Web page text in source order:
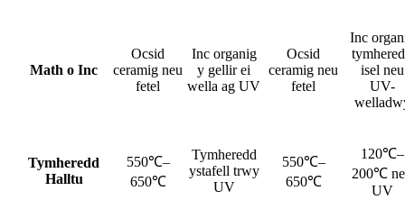
Math o Inc
Ocsid
ceramig neu
fetel
Inc organig
y gellir ei
wella ag UV
Ocsid
ceramig neu
fetel
Inc
isel neu
UV-
Tymheredd
Halltu
550℃–
650℃
Tymheredd
ystafell trwy
UV
550℃–
650℃
120℃–
200℃
UV